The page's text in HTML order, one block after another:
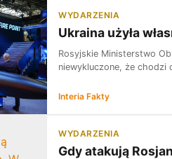
WYDARZENIA
Ukraina użyła
Rosyjskie Ministerstwo
niewykluczone, że chodzi
Interia Fakty
WYDARZENIA
Gdy atakują